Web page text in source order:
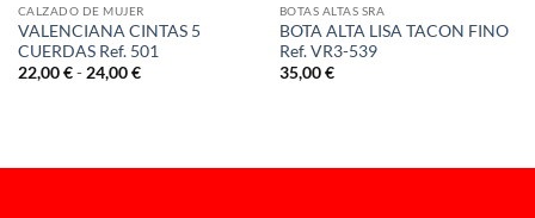
CALZADO DE MUJER
VALENCIANA CINTAS 5
CUERDAS Ref. 501
22,00€ - 24,00€Rango
24,00 €
BOTAS ALTAS SRA
BOTA ALTA LISA TACON FINO
Ref. VR3-539
35,00€